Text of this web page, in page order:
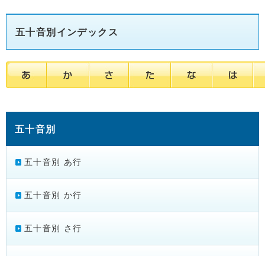
五十音別インデックス
五十音別
五十音別 あ行
五十音別 か行
五十音別 さ行